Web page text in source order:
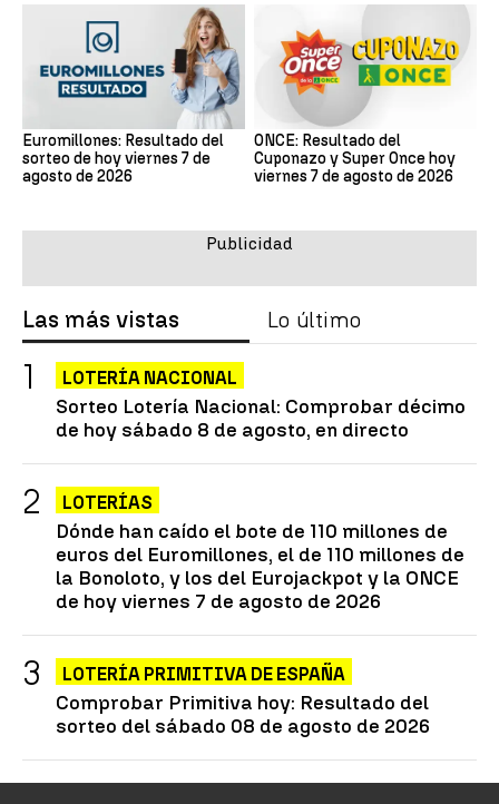
Euromillones: Resultado del
sorteo de hoy viernes 7 de
agosto de 2026
ONCE: Resultado del
Cuponazo y Super Once hoy
viernes 7 de agosto de 2026
Las más vistas Lo último
LOTERÍA NACIONAL
Sorteo Lotería Nacional: Comprobar décimo
de hoy sábado 8 de agosto, en directo
LOTERÍAS
Dónde han caído el bote de 110 millones de
euros del Euromillones, el de 110 millones de
la Bonoloto, y los del Eurojackpot y la ONCE
de hoy viernes 7 de agosto de 2026
LOTERÍA PRIMITIVA DE ESPAÑA
Comprobar Primitiva hoy: Resultado del
sorteo del sábado 08 de agosto de 2026